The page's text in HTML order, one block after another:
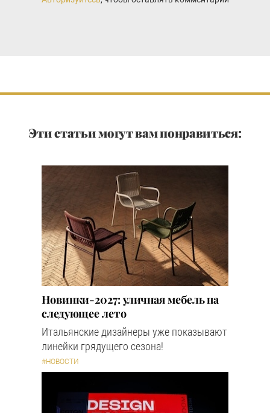
Эти статьи могут вам понравиться:
Новинки-2027: уличная мебель на
следующее лето
Итальянские дизайнеры уже показывают
линейки грядущего сезона!
#НОВОСТИ